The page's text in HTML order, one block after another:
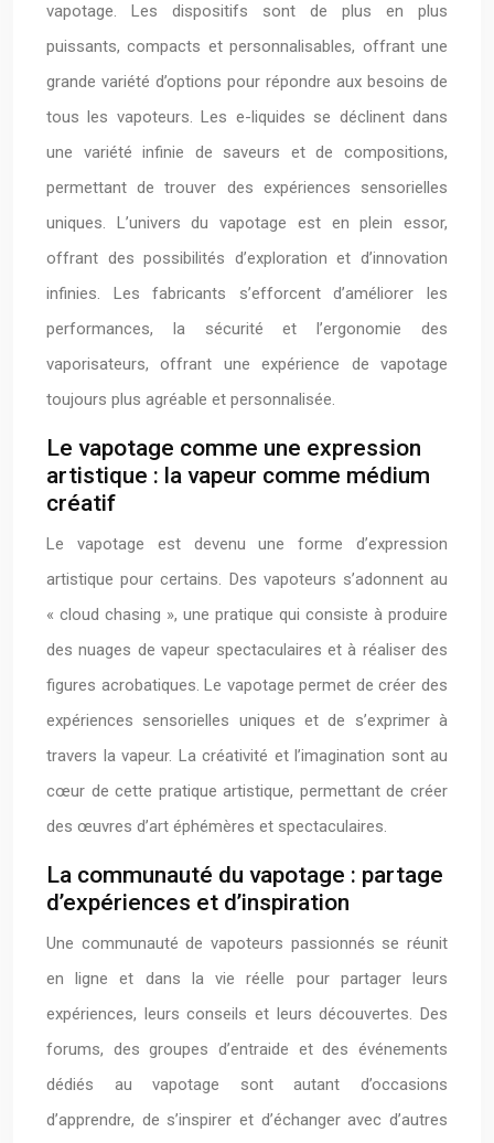
vapotage. Les dispositifs sont de plus en plus
puissants, compacts et personnalisables, offrant une
grande variété d’options pour répondre aux besoins de
tous les vapoteurs. Les e-liquides se déclinent dans
une variété infinie de saveurs et de compositions,
permettant de trouver des expériences sensorielles
uniques. L’univers du vapotage est en plein essor,
offrant des possibilités d’exploration et d’innovation
infinies. Les fabricants s’efforcent d’améliorer les
performances, la sécurité et l’ergonomie des
vaporisateurs, offrant une expérience de vapotage
toujours plus agréable et personnalisée.
Le vapotage comme une expression
artistique : la vapeur comme médium
créatif
Le vapotage est devenu une forme d’expression
artistique pour certains. Des vapoteurs s’adonnent au
« cloud chasing », une pratique qui consiste à produire
des nuages de vapeur spectaculaires et à réaliser des
figures acrobatiques. Le vapotage permet de créer des
expériences sensorielles uniques et de s’exprimer à
travers la vapeur. La créativité et l’imagination sont au
cœur de cette pratique artistique, permettant de créer
des œuvres d’art éphémères et spectaculaires.
La communauté du vapotage : partage
d’expériences et d’inspiration
Une communauté de vapoteurs passionnés se réunit
en ligne et dans la vie réelle pour partager leurs
expériences, leurs conseils et leurs découvertes. Des
forums, des groupes d’entraide et des événements
dédiés au vapotage sont autant d’occasions
d’apprendre, de s’inspirer et d’échanger avec d’autres